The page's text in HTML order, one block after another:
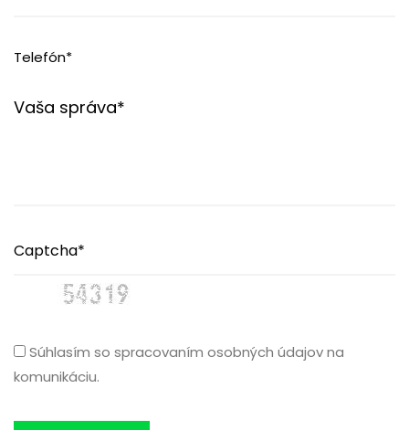
Súhlasím so spracovaním osobných údajov na
komunikáciu.